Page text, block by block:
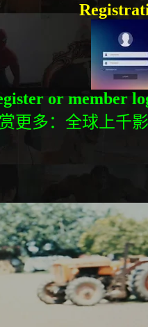
or member
更多：全球上千